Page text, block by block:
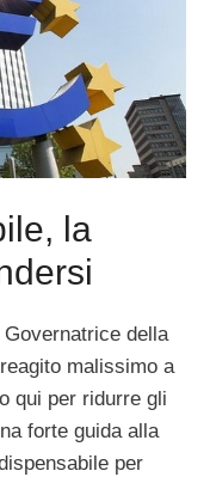
la
Governatrice della
malissimo a
qui per ridurre gli
forte guida alla
per